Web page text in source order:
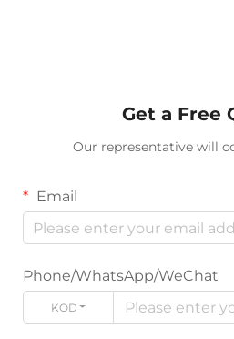
Get a Free
Our representative will
Email
Phone/WhatsApp/WeChat
KODE